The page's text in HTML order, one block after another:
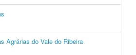
Agrárias do Vale do Ribeira